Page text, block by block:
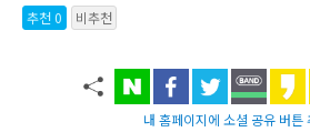
추천 0
비추천
내 홈페이지에 소셜 공유 버튼